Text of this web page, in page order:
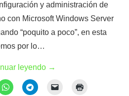
y administración de
con Microsoft Windows Server
“poquito a poco”, en esta
por lo…
leyendo →